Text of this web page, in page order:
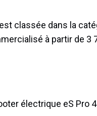
classée dans la
à partir de 3
électrique eS Pro